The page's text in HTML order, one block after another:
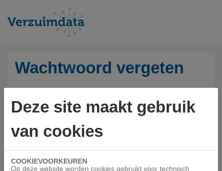
Wachtwoord vergeten
starten.
Deze site maakt gebruik
van cookies
COOKIEVOORKEUREN
Op deze website worden cookies gebruikt voor technisch